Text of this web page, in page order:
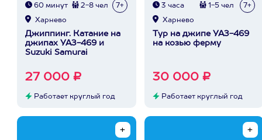
60 минут 2-8 чел 7+
Харнево
Джиппинг. Катание на
джипах УАЗ-469 и
Suzuki Samurai
27 000 ₽
Работает круглый год
3 часа 1-5 чел 7+
Харнево
Тур на джипе УАЗ-469
на козью ферму
30 000 ₽
Работает круглый год